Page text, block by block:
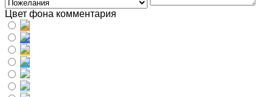
Цвет фона комментария